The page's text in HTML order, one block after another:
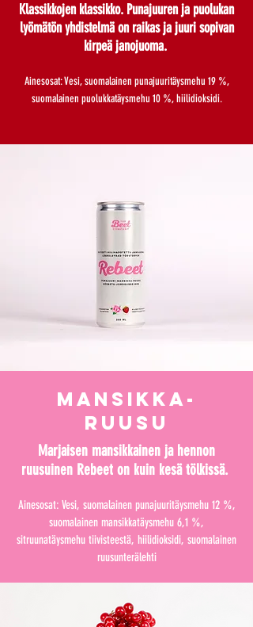
Klassikkojen klassikko. Punajuuren ja puolukan
lyömätön yhdistelmä on raikas ja juuri sopivan
kirpeä janojuoma.
Ainesosat: Vesi, suomalainen punajuuritäysmehu 19 %,
suomalainen puolukkatäysmehu 10 %, hiilidioksidi.
MANSIKKA-
RUUSU
Marjaisen mansikkainen ja hennon
ruusuinen Rebeet on kuin kesä tölkissä.
Ainesosat: Vesi, suomalainen punajuuritäysmehu 12 %,
suomalainen mansikkatäysmehu 6,1 %,
sitruunatäysmehu tiivisteestä, hiilidioksidi, suomalainen
ruusunterälehti